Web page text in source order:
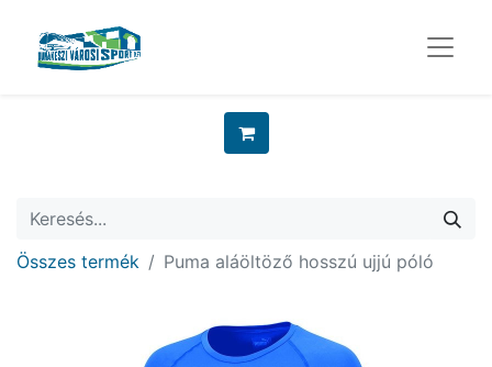
Összes termék Puma aláöltöző hosszú ujjú póló